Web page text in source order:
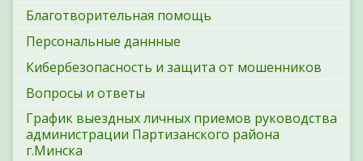
Благотворительная помощь
Персональные даннные
Кибербезопасность и защита от мошенников
Вопросы и ответы
График выездных личных приемов руководства
администрации Партизанского района
г.Минска